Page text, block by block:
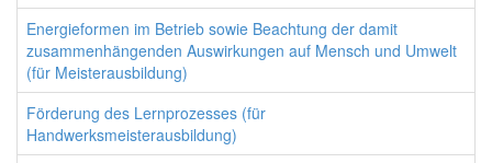
Energieformen im Betrieb sowie Beachtung der damit
zusammenhängenden Auswirkungen auf Mensch und Umwelt
(für Meisterausbildung)
Förderung des Lernprozesses (für
Handwerksmeisterausbildung)